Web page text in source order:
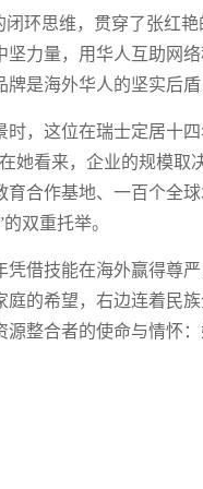
闭环思维，贯穿了张红
坚力量，用华人互助网
是海外华人的坚实后
时，这位在瑞士定居十
她看来，企业的规模
育合作基地、一百个全
双重托举。
凭借技能在海外赢得尊
庭的希望，右边连着民
源整合者的使命与情怀